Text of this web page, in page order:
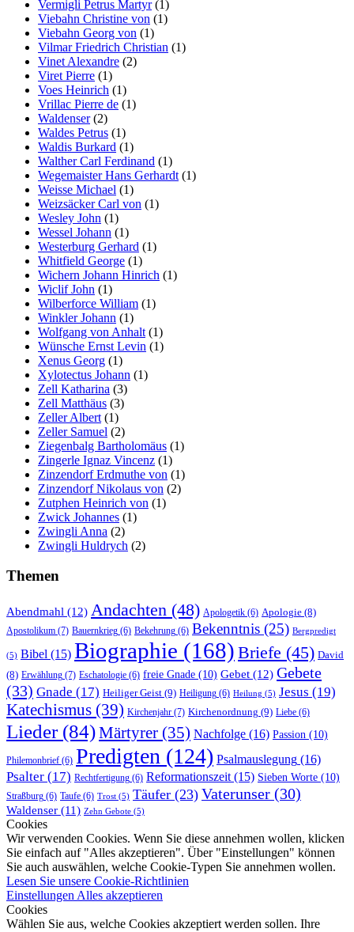
Vermigli Petrus Martyr(1)
Viebahn Christine von (1)
Viebahn Georg von (1)
Vilmar Friedrich Christian (1)
Vinet Alexandre (2)
Viret Pierre (1)
Voes Heinrich (1)
Vrillac Pierre de (1)
Waldenser(2)
Waldes Petrus (1)
Waldis Burkard (1)
Walther Carl Ferdinand (1)
Wegemaister Hans Gerhardt (1)
Weisse Michael (1)
Weizsäcker Carl von (1)
Wesley John (1)
Wessel Johann (1)
Westerburg Gerhard (1)
Whitfield George (1)
Wichern Johann Hinrich (1)
Wiclif John (1)
Wilberforce William (1)
Winkler Johann (1)
Wolfgang von Anhalt (1)
Wünsche Ernst Levin (1)
Xenus Georg (1)
Xylotectus Johann (1)
Zell Katharina (3)
Zell Matthäus (3)
Zeller Albert (1)
Zeller Samuel (2)
Ziegenbalg Bartholomäus (1)
Zingerle Ignaz Vincenz (1)
Zinzendorf Erdmuthe von (1)
Zinzendorf Nikolaus von (2)
Zutphen Heinrich von (1)
Zwick Johannes (1)
Zwingli Anna (2)
Zwingli Huldrych (2)
Themen
Abendmahl (12) Andachten (48) Apologetik (6) Apologie (8)
Apostolikum (7) Bauernkrieg (6) Bekehrung (6) Bekenntnis (25) Bergpredigt
(5) Bibel (15) Biographie (168) Briefe (45) David
(8) Erwählung (7) Eschatologie (6) freie Gnade (10) Gebet (12) Gebete
(33) Gnade (17) Heiliger Geist (9) Heiligung (6) Heilung (5) Jesus (19)
Katechismus (39) Kirchenjahr (7) Kirchenordnung (9) Liebe (6)
Lieder(84)Märtyrer (35) Nachfolge (16) Passion (10)
Philemonbrief (6) Predigten (124) Psalmauslegung (16)
Psalter (17) Rechtfertigung (6) Reformationszeit (15) Sieben Worte (10)
Straßburg (6) Taufe (6) Trost (5) Täufer (23) Vaterunser (30)
Waldenser (11) Zehn Gebote (5)
Cookies
Wir verwenden Cookies. Wenn Sie diese annehmen wollen, klicken
Sie einfach auf "Alles akzeptieren". Über "Einstellungen" können
Sie auch auswählen, welche Cookie-Typen Sie annehmen wollen.
Lesen Sie unsere Cookie-Richtlinien
Einstellungen Alles akzeptieren
Cookies
Wählen Sie aus, welche Cookies akzeptiert werden sollen. Ihre